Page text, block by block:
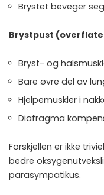
Brystet beveger
Brystpust
Bryst- og
Bare øvre del av
Hjelpemuskler i
Diafragma
Forskjellen er ikke
bedre
parasympatikus.